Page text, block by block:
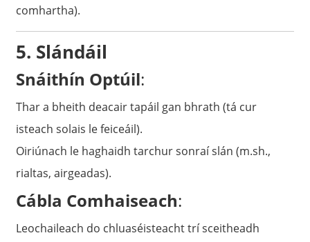
comhartha).
5. Slándáil
Snáithín Optúil:
Thar a bheith deacair tapáil gan bhrath (tá cur
isteach solais le feiceáil).
Oiriúnach le haghaidh tarchur sonraí slán (m.sh.,
rialtas, airgeadas).
Cábla Comhaiseach:
Leochaileach do chluaséisteacht trí sceitheadh ​​